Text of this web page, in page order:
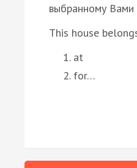
выбранному Вами
This house
at
for…